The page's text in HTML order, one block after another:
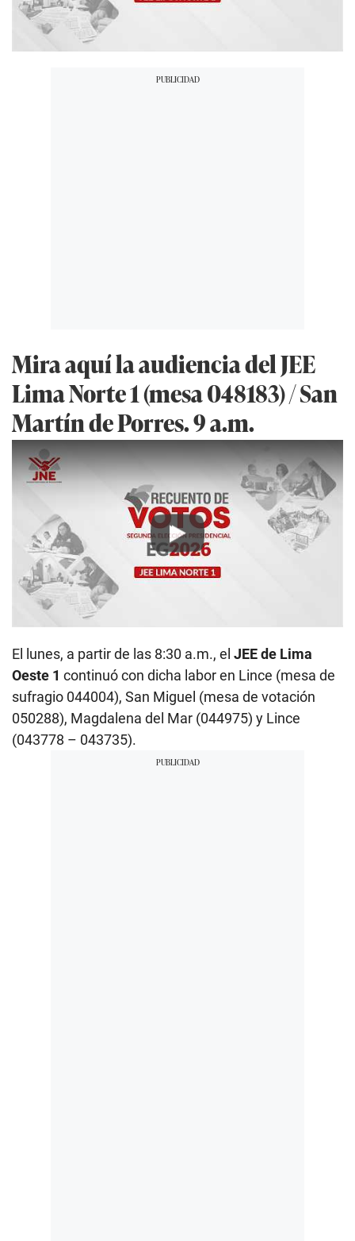
Mira aquí la audiencia del JEE
Lima Norte 1 (mesa 048183) / San
Martín de Porres. 9 a.m.
Play
El lunes, a partir de las 8:30 a.m., el JEE de Lima
Oeste 1 continuó con dicha labor en Lince (mesa de
sufragio 044004), San Miguel (mesa de votación
050288), Magdalena del Mar (044975) y Lince
(043778 – 043735).